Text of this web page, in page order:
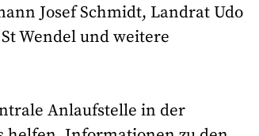
Josef Schmidt, Landrat Udo
Wendel und weitere
Anlaufstelle in der